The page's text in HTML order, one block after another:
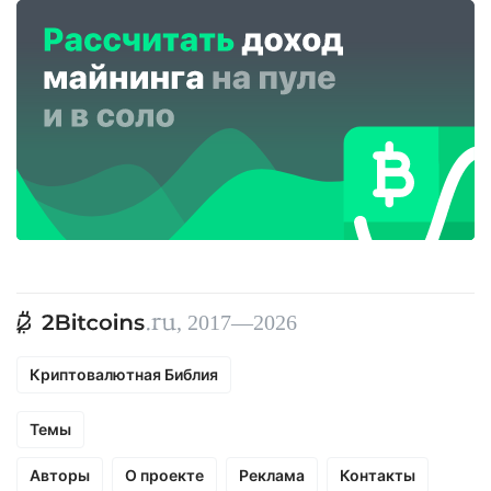
, 2017—2026
Криптовалютная Библия
Темы
Авторы О проекте Реклама Контакты